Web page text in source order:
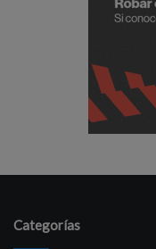
Categorías